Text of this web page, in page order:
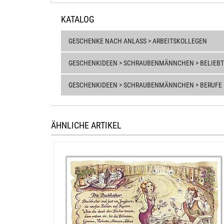
KATALOG
GESCHENKE NACH ANLASS > ARBEITSKOLLEGEN
GESCHENKIDEEN > SCHRAUBENMÄNNCHEN >
GESCHENKIDEEN > SCHRAUBENMÄNNCHEN > BERUFE
ÄHNLICHE ARTIKEL